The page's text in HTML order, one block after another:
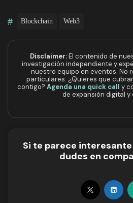
# Blockchain Web3
Disclaimer:El contenido de
investigación independiente y
nuestro equipo en eventos. No
particulares. ¿Quieres que
contigo? Agenda una quick call y
de expansión digital
Si te parece
dudes en